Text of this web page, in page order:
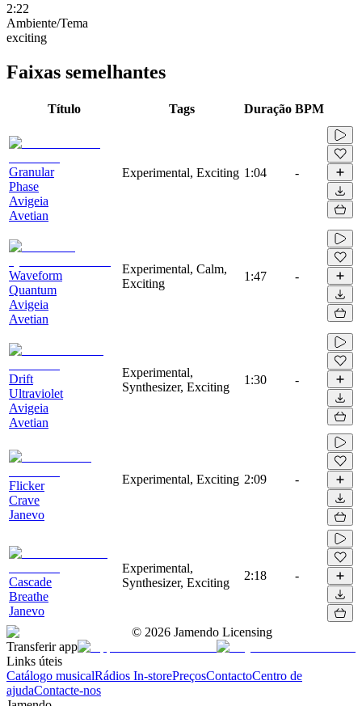
2:22
Ambiente/Tema
exciting
Faixas semelhantes
Título Tags Duração BPM
Granular
Phase
Avigeia
Avetian
Experimental, Exciting 1:04 -
Waveform
Quantum
Avigeia
Avetian
Experimental, Calm,
Exciting
1:47 -
Drift
Ultraviolet
Avigeia
Avetian
Experimental,
Synthesizer, Exciting
1:30 -
Flicker
Crave
Janevo
Experimental, Exciting 2:09 -
Cascade
Breathe
Janevo
Experimental,
Synthesizer, Exciting
2:18 -
© 2026 Jamendo Licensing
Transferir app
Links úteis
Catálogo musicalRádios In-storePreçosContactoCentro de
ajudaContacte-nos